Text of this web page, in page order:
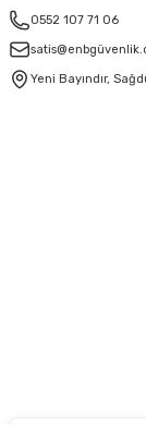
0552 107 71 06
Yeni Bayındır,